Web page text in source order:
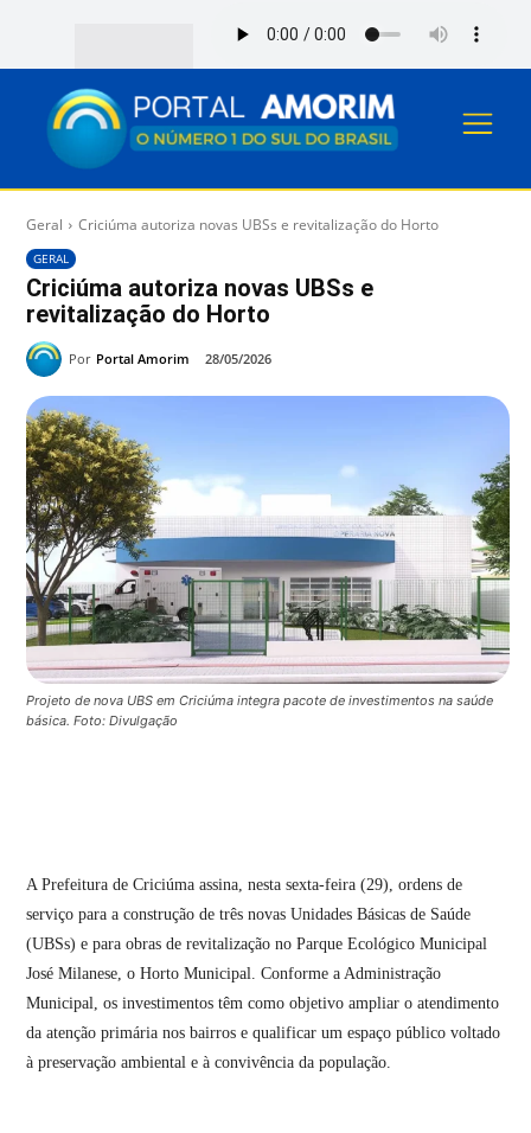
Geral Criciúma autoriza novas UBSs e revitalização do Horto
GERAL
Criciúma autoriza novas UBSs e
revitalização do Horto
Por Portal Amorim 28/05/2026
Projeto de nova UBS em Criciúma integra pacote de investimentos na saúde
básica. Foto: Divulgação
A Prefeitura de Criciúma assina, nesta sexta-feira (29), ordens de
serviço para a construção de três novas Unidades Básicas de Saúde
(UBSs) e para obras de revitalização no Parque Ecológico Municipal
José Milanese, o Horto Municipal. Conforme a Administração
Municipal, os investimentos têm como objetivo ampliar o atendimento
da atenção primária nos bairros e qualificar um espaço público voltado
à preservação ambiental e à convivência da população.